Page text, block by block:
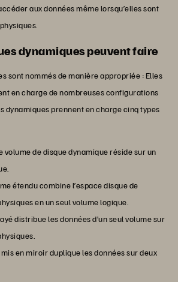
aux données même lorsqu’elles sont
dynamiques peuvent faire
sont nommés de manière appropriée : Elles
en charge de nombreuses configurations
dynamiques prennent en charge cinq types
volume de disque dynamique réside sur un
étendu combine l’espace disque de
en un seul volume logique.
distribue les données d’un seul volume sur
en miroir duplique les données sur deux